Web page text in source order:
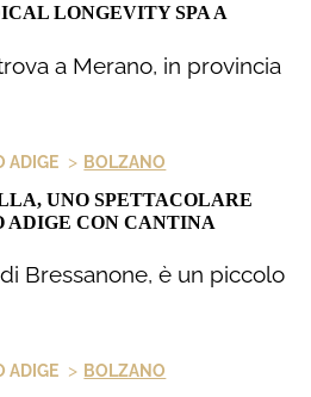
LONGEVITY SPA A
a Merano, in provincia
ADIGE > BOLZANO
UNO SPETTACOLARE
ADIGE CON CANTINA
Bressanone, è un piccolo
ADIGE > BOLZANO